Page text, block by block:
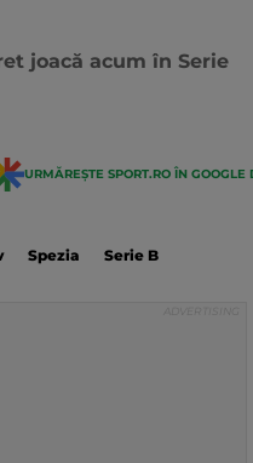
joacă acum în Serie
URMĂREȘTE SPORT.RO ÎN GOOGLE
Spezia Serie B